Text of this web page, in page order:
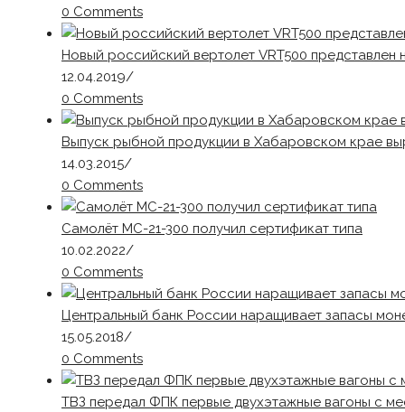
0 Comments
Новый российский вертолет VRT500 представлен
12.04.2019/
0 Comments
Выпуск рыбной продукции в Хабаровском крае
14.03.2015/
0 Comments
Самолёт МС-21-300 получил сертификат типа
10.02.2022/
0 Comments
Центральный банк России наращивает запасы
15.05.2018/
0 Comments
ТВЗ передал ФПК первые двухэтажные вагоны с